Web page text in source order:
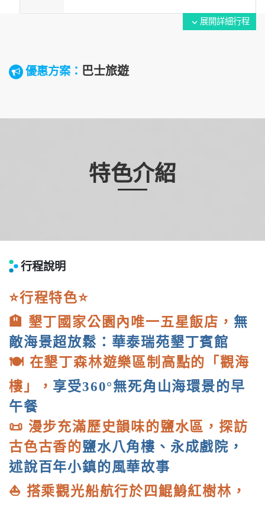
優惠方案： 巴士旅遊
特色介紹
行程說明
⭐行程特色⭐
🏨 墾丁國家公園內唯一五星飯店， 無
敵海景超放鬆：華泰瑞苑墾丁賓館
🍽️ 在墾丁森林遊樂區制高點的「觀海
樓」， 享受360°無死角山海環景的早
午餐
📜 漫步充滿歷史韻味的鹽水區，探訪
古色古香的鹽水八角樓、永成戲院，
述說百年小鎮的風華故事
⛵ 搭乘觀光船航行於四鯤鯓紅樹林，
expand_more 展開詳細行程